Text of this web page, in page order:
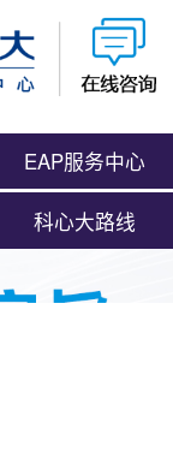
EAP服务中心
科心大路线